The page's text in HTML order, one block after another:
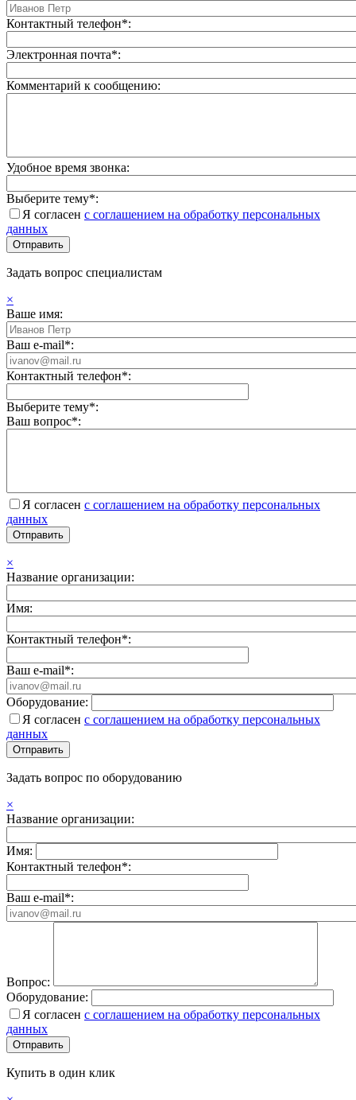
Контактный телефон*:
Электронная почта*:
Комментарий к сообщению:
Удобное время звонка:
Выберите тему*:
Я согласен с соглашением на обработку персональных
данных
Задать вопрос специалистам
×
Ваше имя:
Ваш e-mail*:
Контактный телефон*:
Выберите тему*:
Ваш вопрос*:
Я согласен с соглашением на обработку персональных
данных
×
Название организации:
Имя:
Контактный телефон*:
Ваш e-mail*:
Оборудование:
Я согласен с соглашением на обработку персональных
данных
Задать вопрос по оборудованию
×
Название организации:
Имя:
Контактный телефон*:
Ваш e-mail*:
Вопрос:
Оборудование:
Я согласен с соглашением на обработку персональных
данных
Купить в один клик